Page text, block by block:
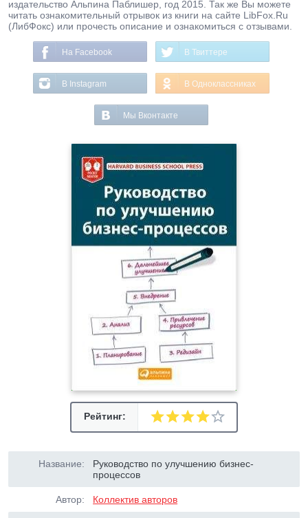
издательство Альпина Паблишер, год 2015. Так же Вы можете
читать ознакомительный отрывок из книги на сайте LibFox.Ru
(ЛибФокс) или прочесть описание и ознакомиться с отзывами.
На Facebook В Твиттере
В Instagram В Одноклассниках
Мы Вконтакте
Рейтинг:
Название:
Руководство по улучшению бизнес-
процессов
Автор: Коллектив авторов